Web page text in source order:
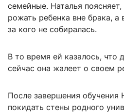
семейные. Наталья поясняет,
рожать ребенка вне брака,
за кого не собиралась.
В то время ей казалось, что
сейчас она жалеет о своем
После завершения обучения
покидать стены родного